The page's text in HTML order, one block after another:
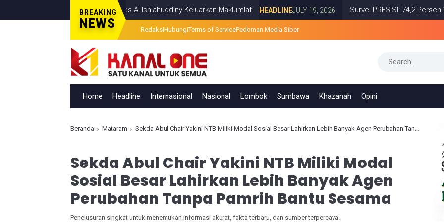
BREAKING
NEWS
Temui Titik Terang, Ponpes Al-Ishlahuddiny Keluarkan Maklumlat HEADLINE JULY 19, 2026 Survei PRESiSI: 74,2 Persen Warga
RedaksiHubungiTerms of ServicePedoman Media Siber
Home Headline Internasional Nasional Lombok Sumbawa Khazanah Opini
Beranda Mataram Sekda Abul Chair Yakini NTB Miliki Modal Sosial Besar Lahirkan Lebih Banyak Agen Perubahan Tanpa Pamrih Bantu Sesama
Sekda Abul Chair Yakini NTB Miliki Modal
Sosial Besar Lahirkan Lebih Banyak Agen
Perubahan Tanpa Pamrih Bantu Sesama
Penelusuran singkat untuk menemukan informasi akurat, fakta terbaru, dan sumber terpercaya.